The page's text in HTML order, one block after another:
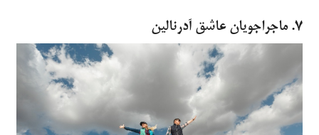
۷. ماجراجویان عاشق آدرنالین